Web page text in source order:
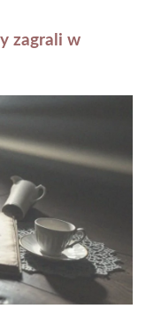
zagrali w